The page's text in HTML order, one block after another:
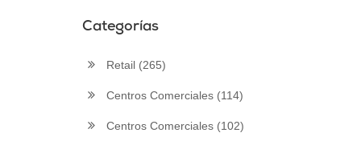
Categorías
Retail (265)
Centros Comerciales (114)
Centros Comerciales (102)